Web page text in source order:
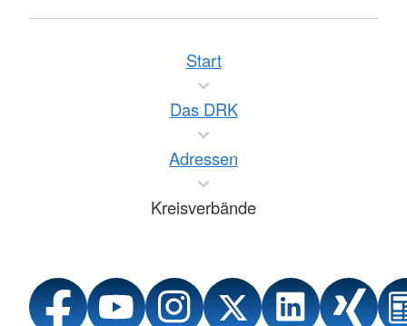
Start
Das DRK
Adressen
Kreisverbände